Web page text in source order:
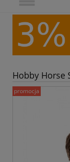
Hobby Horse
promocja